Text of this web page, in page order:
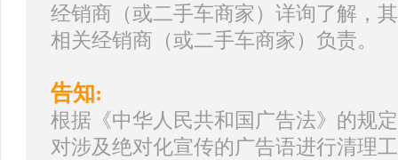
经销商（或二手车商家）详询了解，
相关经销商（或二手车商家）负责。
告知:
根据《中华人民共和国广告法》的规
对涉及绝对化宣传的广告语进行清理